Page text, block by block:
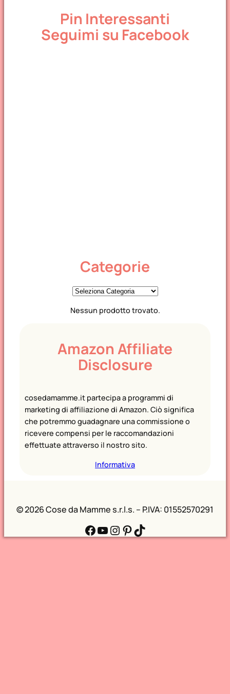
Pin Interessanti
Seguimi su Facebook
Categorie
C
t
o
Nessun prodotto trovato.
Amazon Affiliate
Disclosure
cosedamamme.it partecipa a programmi di
marketing di affiliazione di Amazon. Ciò significa
che potremmo guadagnare una commissione o
ricevere compensi per le raccomandazioni
effettuate attraverso il nostro sito.
Informativa
©2026 Cose da Mamme s.r.l.s. – P.IVA: 01552570291
Facebook YouTube Instagram Pinterest TikTok